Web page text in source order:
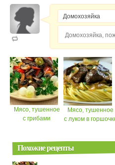
Мясо, тушенное
с грибами
Мясо, тушенное
с луком в
Похожие рецепты